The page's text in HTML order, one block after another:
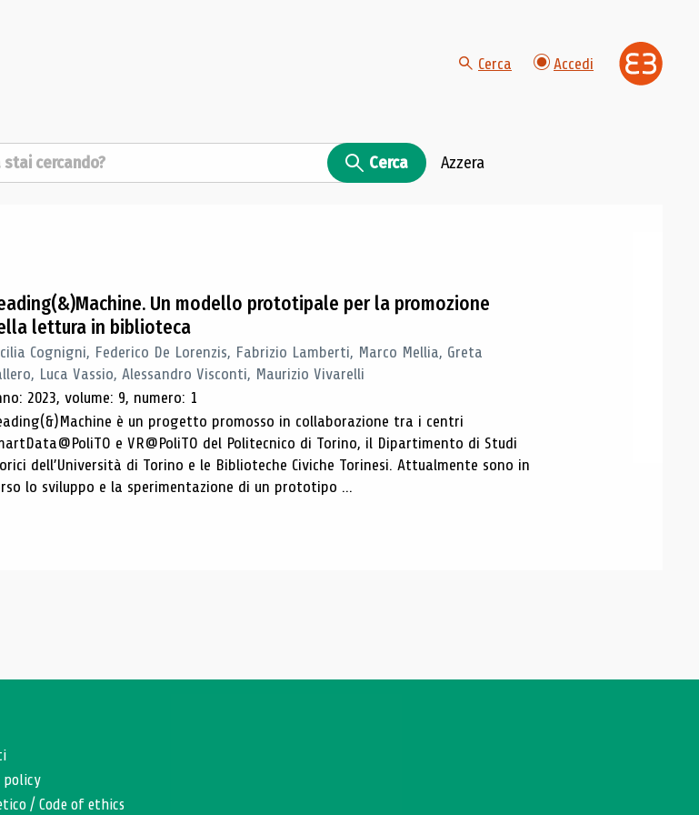
Cerca Accedi
Cerca Azzera
Un modello prototipale per la promozione
lettura in biblioteca
Cognigni, Federico De Lorenzis, Fabrizio Lamberti, Marco Mellia, Greta
Luca Vassio, Alessandro Visconti, Maurizio Vivarelli
2023, volume: 9, numero: 1
è un progetto promosso in collaborazione tra i centri
e VR@PoliTO del Politecnico di Torino, il Dipartimento di Studi
dell’Università di Torino e le Biblioteche Civiche Torinesi. Attualmente sono in
lo sviluppo e la sperimentazione di un prototipo ...
policy
/Code of ethics